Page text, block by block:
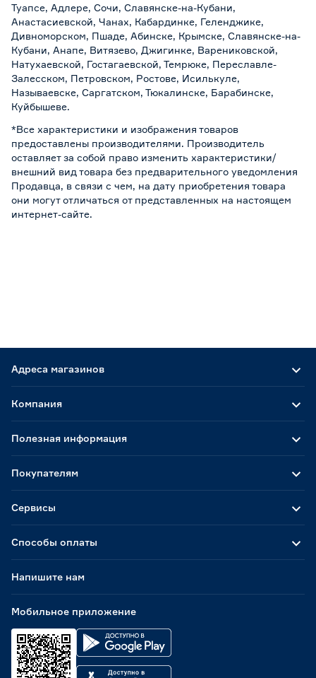
Туапсе, Адлере, Сочи, Славянске-на-Кубани,
Анастасиевской, Чанах, Кабардинке, Геленджике,
Дивноморском, Пшаде, Абинске, Крымске, Славянске-на-
Кубани, Анапе, Витязево, Джигинке, Варениковской,
Натухаевской, Гостагаевской, Темрюке, Переславле-
Залесском, Петровском, Ростове, Исилькуле,
Называевске, Саргатском, Тюкалинске, Барабинске,
Куйбышеве.
*Все характеристики и изображения товаров
предоставлены производителями. Производитель
оставляет за собой право изменить характеристики/
внешний вид товара без предварительного уведомления
Продавца, в связи с чем, на дату приобретения товара
они могут отличаться от представленных на настоящем
интернет-сайте.
Адреса магазинов
Способы оплаты
Мобильное приложение
Компания
Полезная информация
Покупателям
Сервисы
Напишите нам